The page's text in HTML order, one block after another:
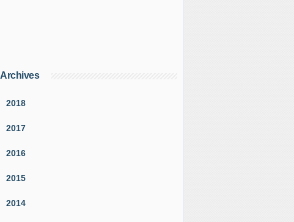
Archives
2018
2017
2016
2015
2014